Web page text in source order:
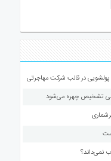
ملی تشخیص چهره می‌شود
نمی‌داند؟